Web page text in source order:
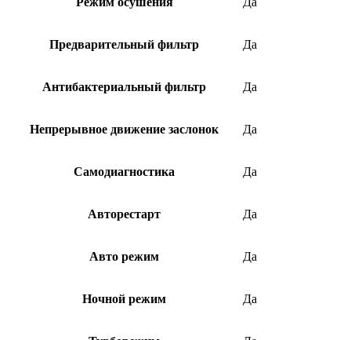
Предварительный фильтр Да
Антибактериальный фильтр Да
Непрерывное движение заслонок Да
Самодиагностика Да
Авторестарт Да
Авто режим Да
Ночной режим Да